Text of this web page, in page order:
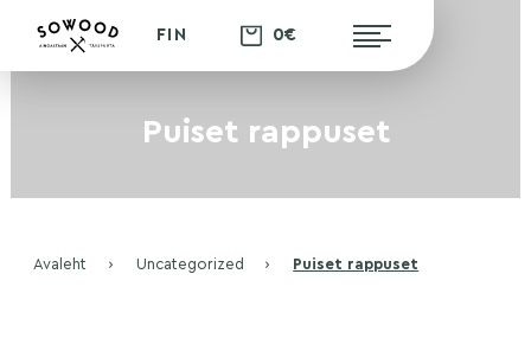
FIN 0€
Puiset rappuset
Avaleht › Uncategorized › Puiset rappuset